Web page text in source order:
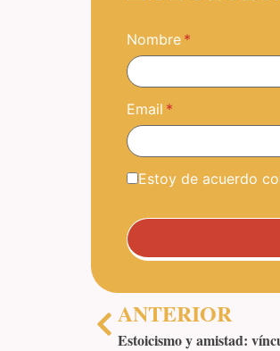
Nombre
Email
Estoy de acuerdo
ANTERIOR
Estoicismo y amistad: